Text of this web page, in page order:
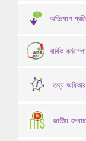
অভিযোগ
বার্ষিক
তথ্য অধিকার
জাতীয়